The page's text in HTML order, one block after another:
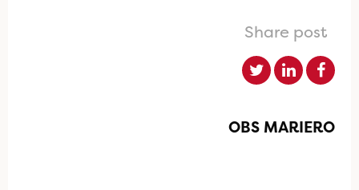
Share post
OBS MARIERO